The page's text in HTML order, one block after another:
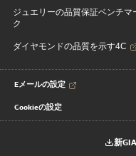
ジュエリーの品質保証ベンチマ
ク
ダイヤモンドの品質を示す4C
Eメールの設定
Cookieの設定
新